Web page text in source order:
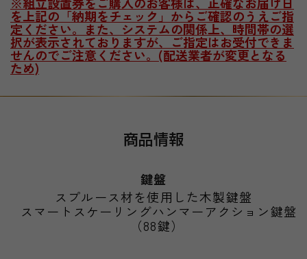
を上記の「納期をチェック」からご確認のうえご指
定ください。また、システムの関係上、時間帯の選
択が表示されておりますが、ご指定はお受付できま
せんのでご注意ください。(配送業者が変更となる
ため)
商品情報
鍵盤
スプルース材を使用した木製鍵盤
スマートスケーリングハンマーアクション鍵盤
（88鍵）